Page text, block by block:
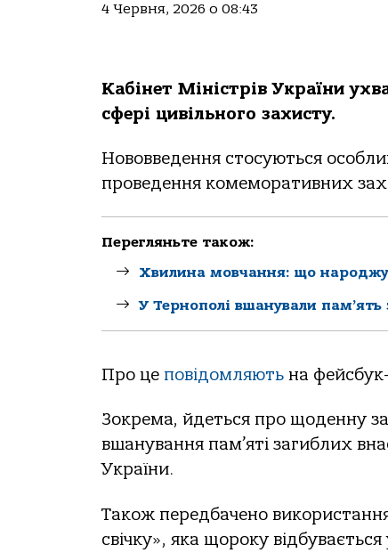
4 Червня, 2026 о 08:43
Кабінет Міністрів України
сфері цивільного захисту.
Нововведення стосуються
проведення комеморативних
Перегляньте також:
Хвилина мовчання: що
У Тернополі вшанували пам’ять
Про це повідомляють на
Зокрема, йдеться про щоденну
вшанування пам’яті загиблих
України.
Також передбачено
свічку», яка щороку